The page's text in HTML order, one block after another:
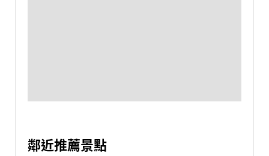
鄰近推薦景點